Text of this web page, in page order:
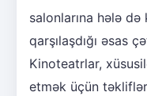
salonlarına hələ
qarşılaşdığı əsas
Kinoteatrlar,
etmək üçün